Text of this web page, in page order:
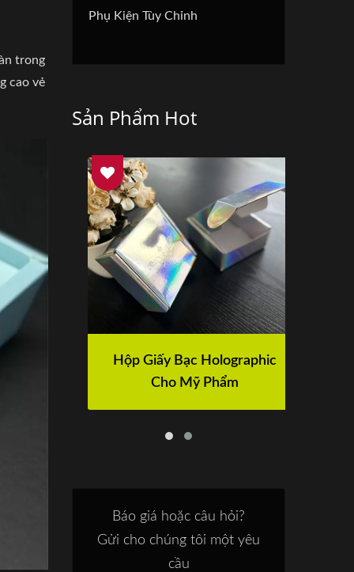
trong
cao vẻ
Phụ Kiện Tùy Chỉnh
Sản Phẩm Hot
Hộp Giấy Bạc Holographic
Cho Mỹ Phẩm
Báo giá hoặc câu hỏi?
Gửi cho chúng tôi một yêu
cầu